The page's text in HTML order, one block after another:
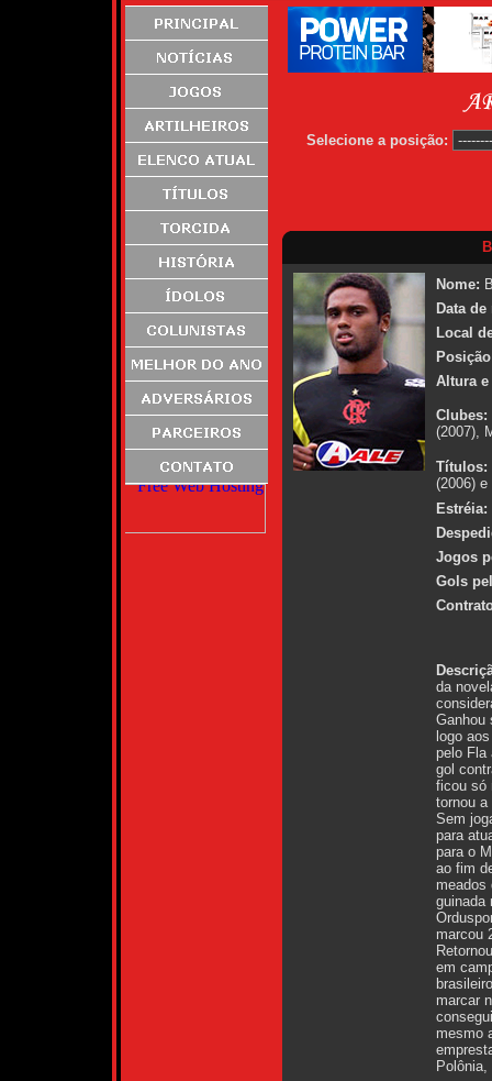
Selecione a posição:
Nome:
Data
Local
Altura
Clubes:
(2007),
Títulos:
(2006) e
Estréia:
Jogos
Gols
da
Ganhou
logo
pelo Fla
gol
ficou só
tornou a
Sem
para
para o
ao fim
meados
guinada
marcou
em
marcar
mesmo